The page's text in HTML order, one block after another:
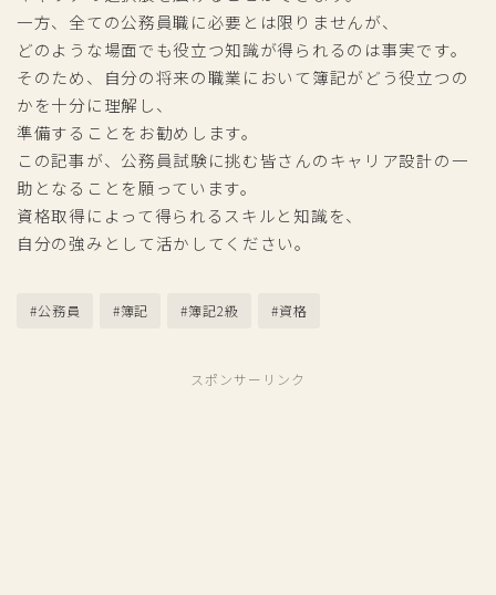
一方、全ての公務員職に必要とは限りませんが、
どのような場面でも役立つ知識が得られるのは事実です。
そのため、自分の将来の職業において簿記がどう役立つの
かを十分に理解し、
準備することをお勧めします。
この記事が、公務員試験に挑む皆さんのキャリア設計の一
助となることを願っています。
資格取得によって得られるスキルと知識を、
自分の強みとして活かしてください。
#公務員 #簿記 #簿記2級 #資格
スポンサーリンク